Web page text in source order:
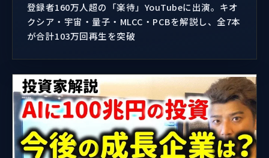
登録者160万人超の「楽待」YouTubeに出演。キオ
クシア・宇宙・量子・MLCC・PCBを解説し、全7本
が合計103万回再生を突破